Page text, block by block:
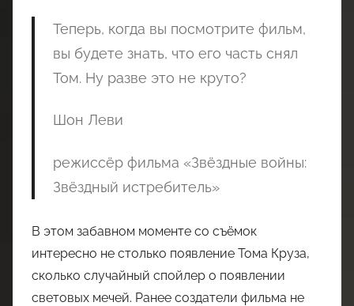
Теперь, когда вы посмотрите фильм,
вы будете знать, что его часть снял
Том. Ну разве это не круто?
Шон Леви
режиссёр фильма «Звёздные войны:
Звёздный истребитель»
В этом забавном моменте со съёмок
интересно не столько появление Тома Круза,
сколько случайный спойлер о появлении
световых мечей. Ранее создатели фильма не